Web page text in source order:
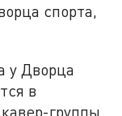
спорта,
у Дворца
в
группы